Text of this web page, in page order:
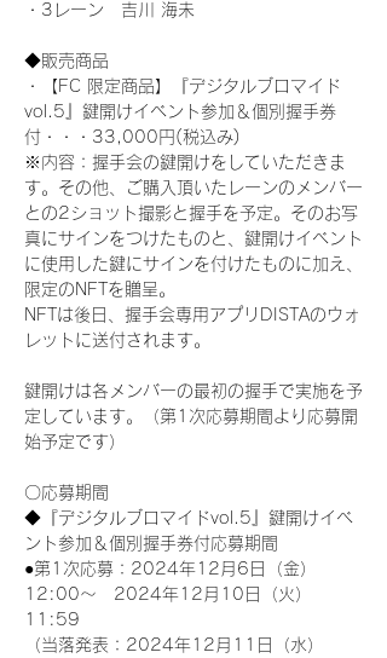
・3レーン　吉川 海未
◆販売商品
・【FC 限定商品】『デジタルブロマイド
vol.5』鍵開けイベント参加＆個別握手券
付・・・33,000円(税込み)
※内容：握手会の鍵開けをしていただきま
す。その他、ご購入頂いたレーンのメンバー
との2ショット撮影と握手を予定。そのお写
真にサインをつけたものと、鍵開けイベント
に使用した鍵にサインを付けたものに加え、
限定のNFTを贈呈。
NFTは後日、握手会専用アプリDISTAのウォ
レットに送付されます。
鍵開けは各メンバーの最初の握手で実施を予
定しています。（第1次応募期間より応募開
始予定です）
〇応募期間
◆『デジタルブロマイドvol.5』鍵開けイベ
ント参加＆個別握手券付応募期間
●第1次応募：2024年12月6日（金）
12:00～　2024年12月10日（火）
11:59
（当落発表：2024年12月11日（水）